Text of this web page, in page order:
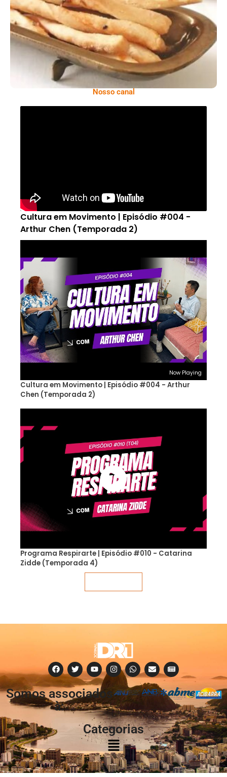
Comer Bem: Palitinhos De Cebola E Salsa
Nosso canal
Cultura em Movimento | Episódio #004 -
Arthur Chen (Temporada 2)
Now Playing
Cultura em Movimento | Episódio #004 - Arthur
Chen (Temporada 2)
Programa Respirarte | Episódio #010 - Catarina
Zidde (Temporada 4)
Somos associados
à:
Categorias